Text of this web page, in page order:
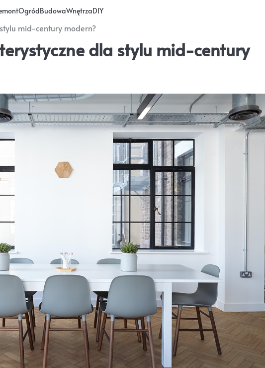
OgródBudowaWnętrzaDIY
mid-century modern?
dla stylu mid-century